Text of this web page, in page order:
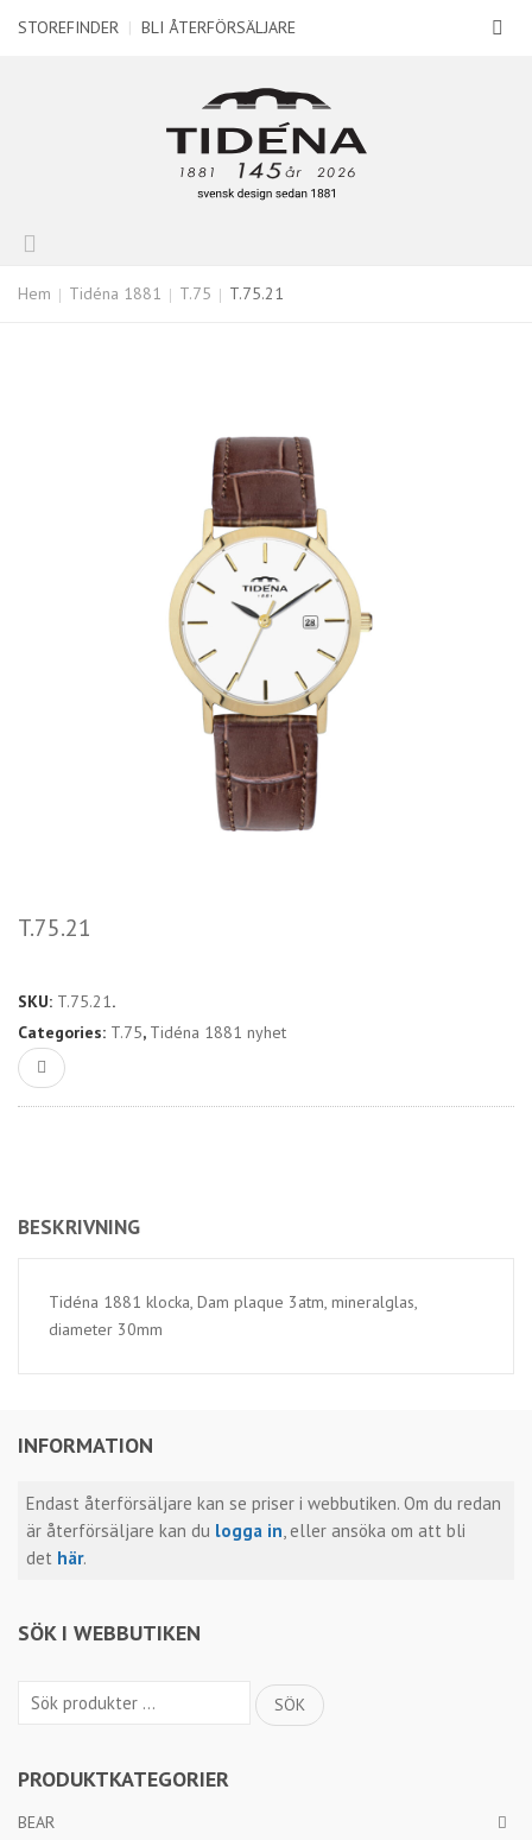
STOREFINDER | BLI ÅTERFÖRSÄLJARE
Hem Tidéna 1881 T.75 T.75.21
INFORMATION
Endast återförsäljare kan se priser i webbutiken. Om du redan
är återförsäljare kan du logga in, eller ansöka om att bli
det här.
SÖK I WEBBUTIKEN
Sök
SÖK
PRODUKTKATEGORIER
BEAR
T.75.21
SKU: T.75.21.
Categories: T.75, Tidéna 1881 nyhet
BESKRIVNING
Tidéna 1881 klocka, Dam plaque 3atm, mineralglas,
diameter 30mm